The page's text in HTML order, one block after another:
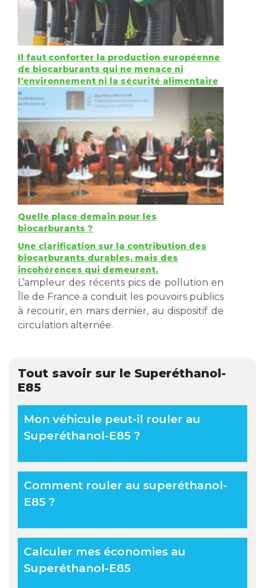
Il faut conforter la production européenne
de biocarburants qui ne menace ni
l’environnement ni la sécurité alimentaire
Quelle place demain pour les
biocarburants ?
Une clarification sur la contribution des
biocarburants durables, mais des
incohérences qui demeurent.
L’ampleur des récents pics de pollution en
Île de France a conduit les pouvoirs publics
à recourir, en mars dernier, au dispositif de
circulation alternée.
Tout savoir sur le Superéthanol-
E85
Mon véhicule peut-il rouler au
Superéthanol-E85 ?
Comment rouler au superéthanol-
E85 ?
Calculer mes économies au
Superéthanol-E85